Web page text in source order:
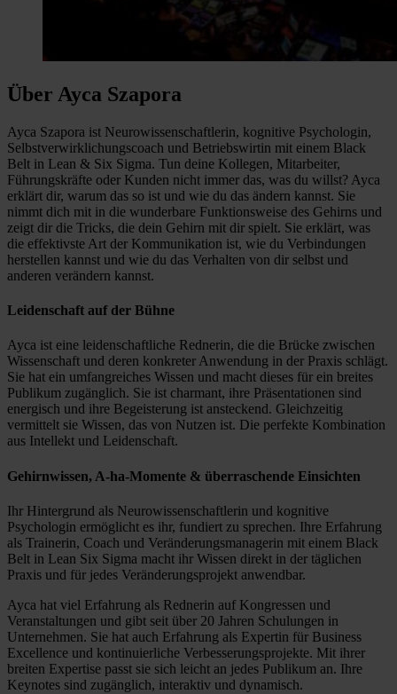
Über Ayca Szapora
Ayca Szapora ist Neurowissenschaftlerin, kognitive Psychologin,
Selbstverwirklichungscoach und Betriebswirtin mit einem Black
Belt in Lean & Six Sigma. Tun deine Kollegen, Mitarbeiter,
Führungskräfte oder Kunden nicht immer das, was du willst? Ayca
erklärt dir, warum das so ist und wie du das ändern kannst. Sie
nimmt dich mit in die wunderbare Funktionsweise des Gehirns und
zeigt dir die Tricks, die dein Gehirn mit dir spielt. Sie erklärt, was
die effektivste Art der Kommunikation ist, wie du Verbindungen
herstellen kannst und wie du das Verhalten von dir selbst und
anderen verändern kannst.
Leidenschaft auf der Bühne
Ayca ist eine leidenschaftliche Rednerin, die die Brücke zwischen
Wissenschaft und deren konkreter Anwendung in der Praxis schlägt.
Sie hat ein umfangreiches Wissen und macht dieses für ein breites
Publikum zugänglich. Sie ist charmant, ihre Präsentationen sind
energisch und ihre Begeisterung ist ansteckend. Gleichzeitig
vermittelt sie Wissen, das von Nutzen ist. Die perfekte Kombination
aus Intellekt und Leidenschaft.
Gehirnwissen, A-ha-Momente & überraschende Einsichten
Ihr Hintergrund als Neurowissenschaftlerin und kognitive
Psychologin ermöglicht es ihr, fundiert zu sprechen. Ihre Erfahrung
als Trainerin, Coach und Veränderungsmanagerin mit einem Black
Belt in Lean Six Sigma macht ihr Wissen direkt in der täglichen
Praxis und für jedes Veränderungsprojekt anwendbar.
Ayca hat viel Erfahrung als Rednerin auf Kongressen und
Veranstaltungen und gibt seit über 20 Jahren Schulungen in
Unternehmen. Sie hat auch Erfahrung als Expertin für Business
Excellence und kontinuierliche Verbesserungsprojekte. Mit ihrer
breiten Expertise passt sie sich leicht an jedes Publikum an. Ihre
Keynotes sind zugänglich, interaktiv und dynamisch.